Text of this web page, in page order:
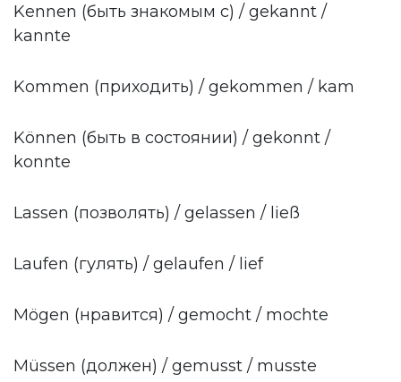
Kennen (быть знакомым с) / gekannt /
kannte
Kommen (приходить) / gekommen / kam
Können (быть в состоянии) / gekonnt /
konnte
Lassen (позволять) / gelassen / ließ
Laufen (гулять) / gelaufen / lief
Mögen (нравится) / gemocht / mochte
Müssen (должен) / gemusst / musste